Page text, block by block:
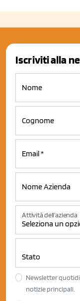
Iscriviti alla
Attività dell'azienda
Newsletter
notizie principali.